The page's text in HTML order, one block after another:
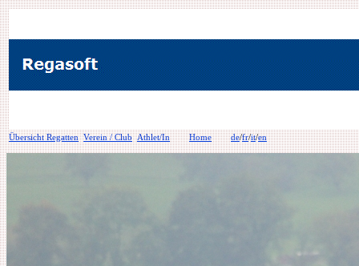
Übersicht Regatten Verein / Club Athlet/In Home de/fr/it/en